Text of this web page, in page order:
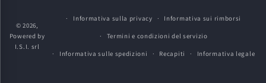
© 2026,
Powered by
I.S.I. srl
Informativa sulla privacy Informativa sui rimborsi
Termini e condizioni del servizio
Informativa sulle spedizioni Recapiti Informativa legale